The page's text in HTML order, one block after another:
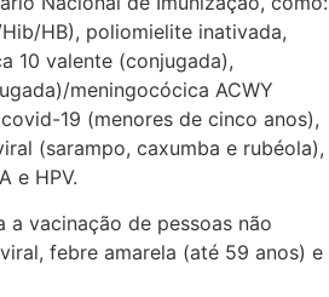
HB), poliomielite inativada,
10 valente (conjugada),
meningocócica ACWY
19 (menores de cinco anos),
(sarampo, caxumba e rubéola),
e HPV.
a vacinação de pessoas não
febre amarela (até 59 anos) e